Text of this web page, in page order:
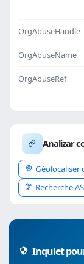
OrgAbuseHandle
OrgAbuseName
OrgAbuseRef
Analizar
Géolocaliser
Recherche
Inquiet